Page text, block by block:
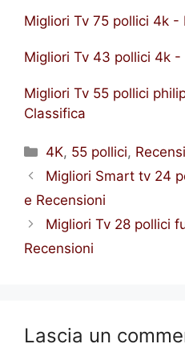
Migliori Tv 75 pollici 4k -
Migliori Tv 43 pollici 4k -
Migliori Tv 55 pollici
Classifica
Categorie
4K, 55 pollici,
Migliori Smart tv 24
e Recensioni
Migliori Tv 28 pollici
Recensioni
Lascia un